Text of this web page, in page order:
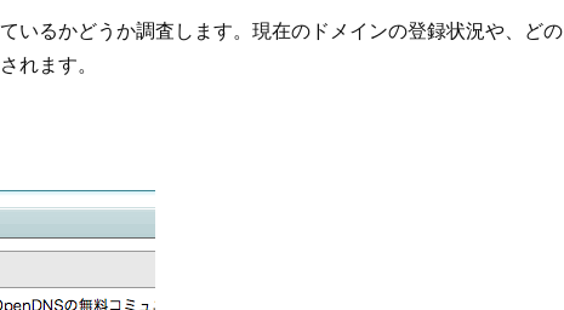
いるかどうか調査します。現在のドメインの登録状況や、どの
れます。